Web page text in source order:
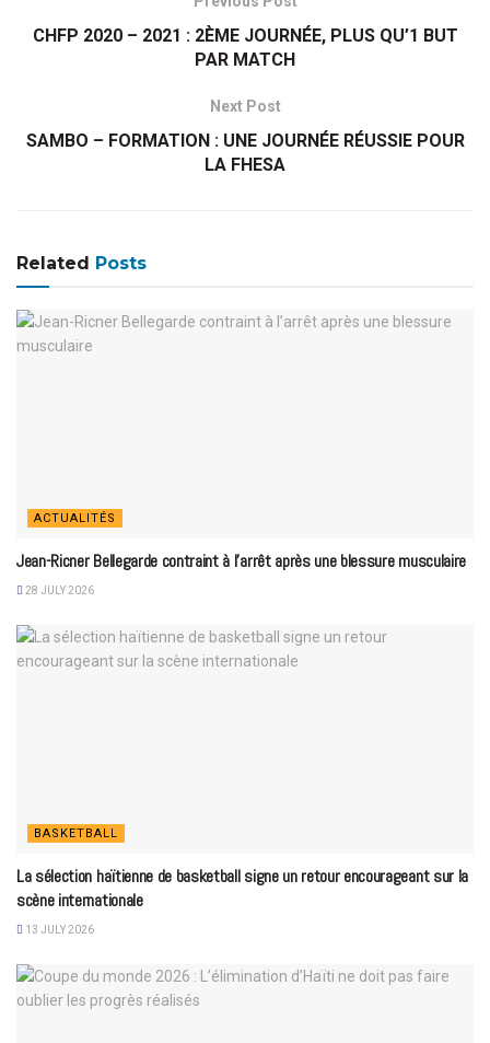
CHFP 2020 – 2021 : 2ÈME JOURNÉE, PLUS QU’1 BUT
PAR MATCH
Next Post
SAMBO – FORMATION : UNE JOURNÉE RÉUSSIE POUR
LA FHESA
Related Posts
ACTUALITÉS
Jean-Ricner Bellegarde contraint à l’arrêt après une blessure musculaire
28 JULY 2026
BASKETBALL
La sélection haïtienne de basketball signe un retour encourageant sur la
scène internationale
13 JULY 2026